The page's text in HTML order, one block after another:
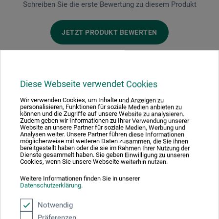
Diese Webseite verwendet Cookies
Wir verwenden Cookies, um Inhalte und Anzeigen zu
personalisieren, Funktionen für soziale Medien anbieten zu
können und die Zugriffe auf unsere Website zu analysieren.
Zudem geben wir Informationen zu Ihrer Verwendung unserer
Website an unsere Partner für soziale Medien, Werbung und
Analysen weiter. Unsere Partner führen diese Informationen
möglicherweise mit weiteren Daten zusammen, die Sie ihnen
bereitgestellt haben oder die sie im Rahmen Ihrer Nutzung der
Dienste gesammelt haben. Sie geben Einwilligung zu unseren
Cookies, wenn Sie unsere Webseite weiterhin nutzen.
Weitere Informationen finden Sie in unserer
Datenschutzerklärung.
Notwendig
Schreiben Sie die erste Bewertung zu diesem Produkt
JETZT PRODUKT BEWERTEN
Hersteller-Kontakt
Hier finden Sie die Kontaktdaten des Herstellers zu
diesem Produkt.
Am Anger 1
7024 Hirm